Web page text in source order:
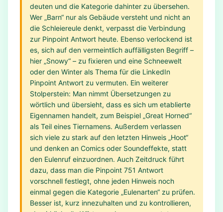
deuten und die Kategorie dahinter zu übersehen.
Wer „Barn“ nur als Gebäude versteht und nicht an
die Schleiereule denkt, verpasst die Verbindung
zur Pinpoint Antwort heute. Ebenso verlockend ist
es, sich auf den vermeintlich auffälligsten Begriff –
hier „Snowy“ – zu fixieren und eine Schneewelt
oder den Winter als Thema für die LinkedIn
Pinpoint Antwort zu vermuten. Ein weiterer
Stolperstein: Man nimmt Übersetzungen zu
wörtlich und übersieht, dass es sich um etablierte
Eigennamen handelt, zum Beispiel „Great Horned“
als Teil eines Tiernamens. Außerdem verlassen
sich viele zu stark auf den letzten Hinweis „Hoot“
und denken an Comics oder Soundeffekte, statt
den Eulenruf einzuordnen. Auch Zeitdruck führt
dazu, dass man die Pinpoint 751 Antwort
vorschnell festlegt, ohne jeden Hinweis noch
einmal gegen die Kategorie „Eulenarten“ zu prüfen.
Besser ist, kurz innezuhalten und zu kontrollieren,